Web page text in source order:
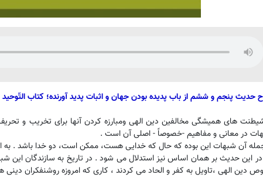
حدیث پنجم و ششم از باب پدیده بودن جهان و اثبات پدید آورنده؛ کتاب التّوحید
های همیشگی مخالفین دین الهی ومبارزه کردن آنها برای تخریب و
در معانی و مفاهیم -خصوصا‌ً - اصلی آن است .
آن شبهات این بوده که حال که خدایی هست، ممکن است، دو خدا باشد . به
این حدیث بر همان اساس نیز استدلال می شود . در تاریخ به سازندگان این
دین الهی ،تاویل به کفر و الحاد می کردند ، کاری که امروزه روشنفکران دینی